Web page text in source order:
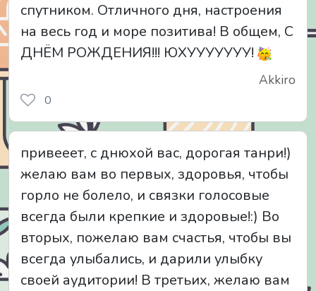
спутником. Отличного дня, настроения
на весь год и море позитива! В общем, С
ДНЁМ РОЖДЕНИЯ!!! ЮХУУУУУУУ!
Akkiro
0
привееет, с днюхой вас, дорогая танри!)
желаю вам во первых, здоровья, чтобы
горло не болело, и связки голосовые
всегда были крепкие и здоровые!:) Во
вторых, пожелаю вам счастья, чтобы вы
всегда улыбались, и дарили улыбку
своей аудитории! В третьих, желаю вам